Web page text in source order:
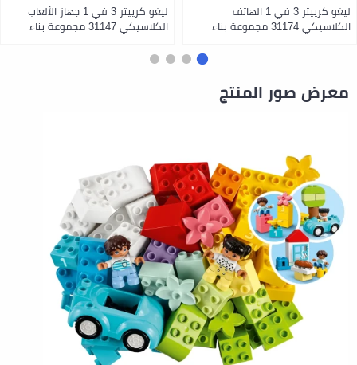
ليغو كرييتر 3 في 1 الهاتف
الكلاسيكي 31174 مجموعة بناء
للرفع لعبة ديكور كلاسيكية للأطفال
قطعة ??
ليغو كرييتر 3 في 1 جهاز الألعاب
الكلاسيكي 31147 مجموعة بناء
صغير وآلة أركيد لعبة ديكور لغرفة
معرض صور المنتج